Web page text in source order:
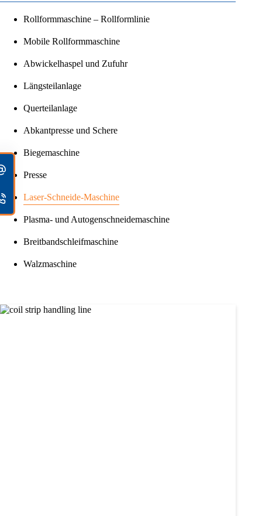
Rollformmaschine – Rollformlinie
Mobile Rollformmaschine
Abwickelhaspel und Zufuhr
Längsteilanlage
Querteilanlage
Abkantpresse und Schere
Biegemaschine
Presse
Laser-Schneide-Maschine
Plasma- und Autogenschneidemaschine
Breitbandschleifmaschine
Walzmaschine